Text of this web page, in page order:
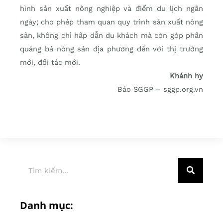
hình sản xuất nông nghiệp và điểm du lịch ngắn
ngày; cho phép tham quan quy trình sản xuất nông
sản, không chỉ hấp dẫn du khách mà còn góp phần
quảng bá nông sản địa phương đến với thị trường
mới, đối tác mới.
Khánh hy
Báo SGGP – sggp.org.vn
Danh mục: